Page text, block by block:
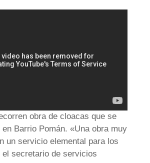
obra de cloacas que se
en Barrio Pomán. «Una obra muy
un servicio elemental para los
secretario de servicios